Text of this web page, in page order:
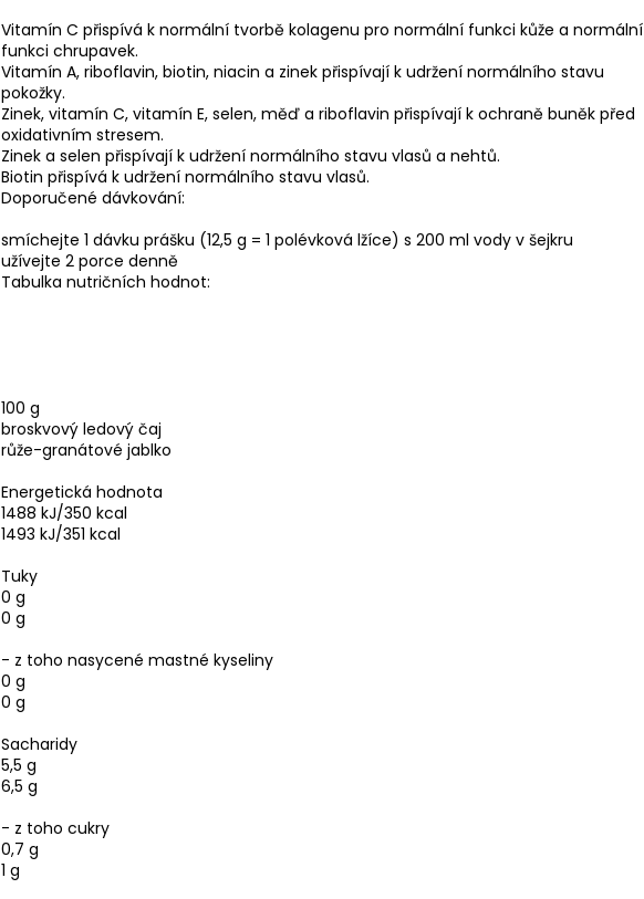
Vitamín C přispívá k normální tvorbě kolagenu pro normální funkci kůže a normální
funkci chrupavek.
Vitamín A, riboflavin, biotin, niacin a zinek přispívají k udržení normálního stavu
pokožky.
Zinek, vitamín C, vitamín E, selen, měď a riboflavin přispívají k ochraně buněk před
oxidativním stresem.
Zinek a selen přispívají k udržení normálního stavu vlasů a nehtů.
Biotin přispívá k udržení normálního stavu vlasů.
Doporučené dávkování:
smíchejte 1 dávku prášku (12,5 g = 1 polévková lžíce) s 200 ml vody v šejkru
užívejte 2 porce denně
Tabulka nutričních hodnot:
100 g
broskvový ledový čaj
růže-granátové jablko
Energetická hodnota
1488 kJ/350 kcal
1493 kJ/351 kcal
Tuky
0 g
0 g
- z toho nasycené mastné kyseliny
0 g
0 g
Sacharidy
5,5 g
6,5 g
- z toho cukry
0,7 g
1 g